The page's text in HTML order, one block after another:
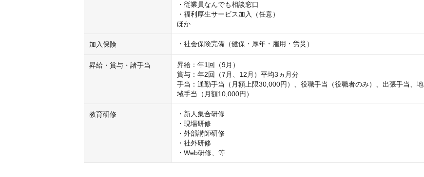
・従業員なんでも相談窓口
・福利厚生サービス加入（任意）
ほか
加入保険 ・社会保険完備（健保・厚年・雇用・労災）
昇給・賞与・諸手当
昇給：年1回（9月）
賞与：年2回（7月、12月）平均3ヵ月分
手当：通勤手当（月額上限30,000円）、役職手当（役職者のみ）、出張手当、地
域手当（月額10,000円）
教育研修
・新人集合研修
・現場研修
・外部講師研修
・社外研修
・Web研修、等